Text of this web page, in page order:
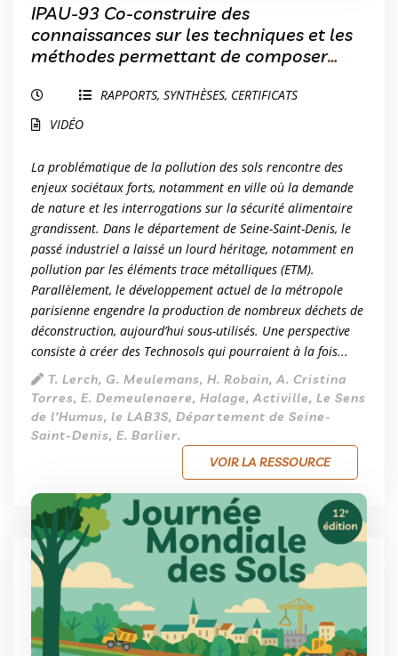
IPAU-93 Co-construire des
connaissances sur les techniques et les
méthodes permettant de composer
RAPPORTS, SYNTHÈSES, CERTIFICATS
VIDÉO
La problématique de la pollution des sols rencontre des
enjeux sociétaux forts, notamment en ville où la demande
de nature et les interrogations sur la sécurité alimentaire
grandissent. Dans le département de Seine-Saint-Denis, le
passé industriel a laissé un lourd héritage, notamment en
pollution par les éléments trace métalliques (ETM).
Parallèlement, le développement actuel de la métropole
parisienne engendre la production de nombreux déchets de
déconstruction, aujourd’hui sous-utilisés. Une perspective
consiste à créer des Technosols qui pourraient à la fois...
T. Lerch, G. Meulemans, H. Robain, A. Cristina
Torres, E. Demeulenaere, Halage, Activille, Le Sens
de l’Humus, le LAB3S, Département de Seine-
Saint-Denis, E. Barlier.
VOIR LA RESSOURCE